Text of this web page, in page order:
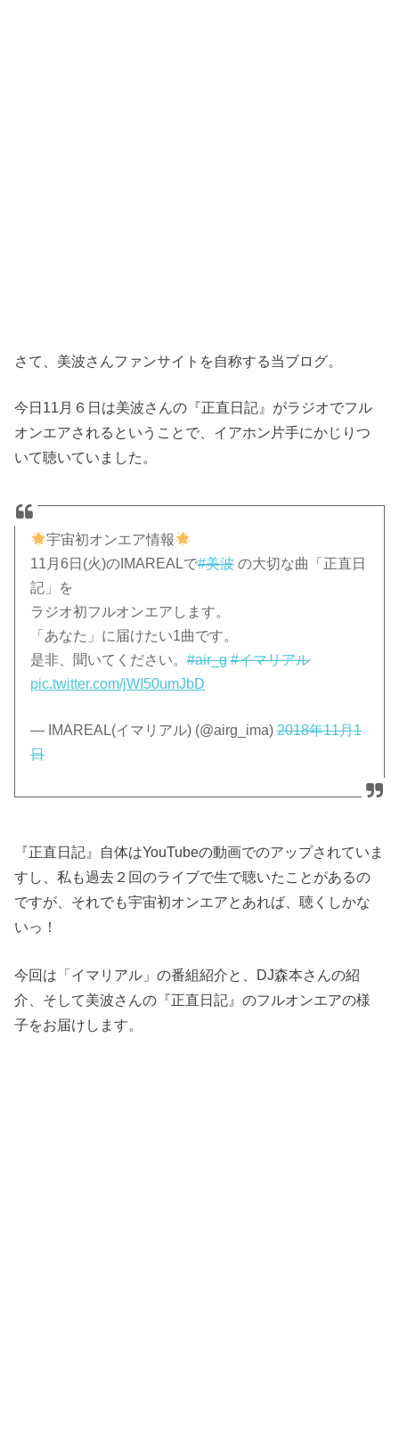
さて、美波さんファンサイトを自称する当ブログ。
今日11月６日は美波さんの『正直日記』がラジオでフル
オンエアされるということで、イアホン片手にかじりつ
いて聴いていました。
宇宙初オンエア情報
11月6日(火)のIMAREALで#美波 の大切な曲「正直日
記」を
ラジオ初フルオンエアします。
「あなた」に届けたい1曲です。
是非、聞いてください。#air_g #イマリアル
pic.twitter.com/jWI50umJbD
— IMAREAL(イマリアル) (@airg_ima)2018年11月1
日
『正直日記』自体はYouTubeの動画でのアップされていま
すし、私も過去２回のライブで生で聴いたことがあるの
ですが、それでも宇宙初オンエアとあれば、聴くしかな
いっ！
今回は「イマリアル」の番組紹介と、DJ森本さんの紹
介、そして美波さんの『正直日記』のフルオンエアの様
子をお届けします。